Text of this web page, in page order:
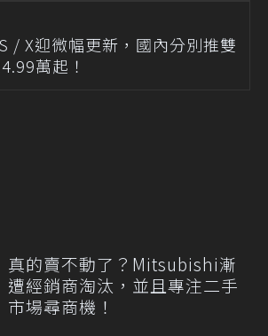
/ X迎微幅更新，國內分別推雙
萬起！
真的賣不動了？Mitsubishi漸
遭經銷商淘汰，並且專注二手
市場尋商機！